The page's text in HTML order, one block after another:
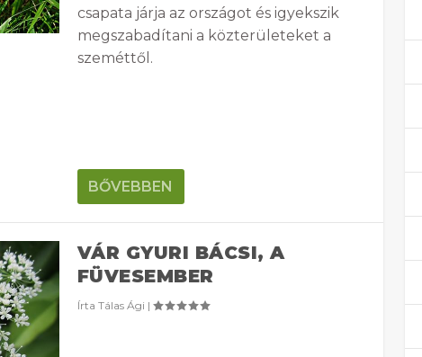
csapata járja az országot és igyekszik
megszabadítani a közterületeket a
szeméttől.
BŐVEBBEN
VÁR GYURI BÁCSI, A
FÜVESEMBER
Írta Tálas Ági |